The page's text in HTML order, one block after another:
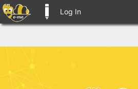
Log In